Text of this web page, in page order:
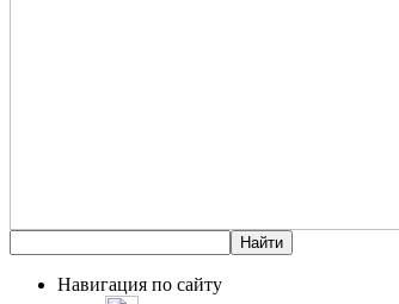
Навигация по сайту